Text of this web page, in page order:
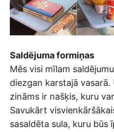
Saldējuma formiņas
Mēs visi mīlam
diezgan karstajā vasarā.
zināms ir našķis, kuru
Savukārt
sasaldēta sula, kuru būs